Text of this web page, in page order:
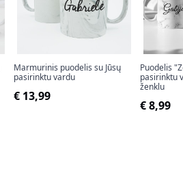
Marmurinis puodelis su Jūsų
pasirinktu vardu
€ 13,99
Puodelis
pasirinktu
ženklu
€ 8,99